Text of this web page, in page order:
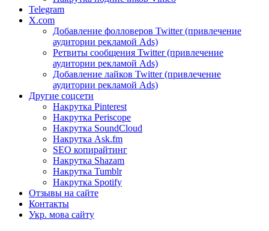
Telegram
X.com
Добавление фолловеров Twitter (привлечение
аудитории рекламой Ads)
Ретвиты сообщения Twitter (привлечение
аудитории рекламой Ads)
Добавление лайков Twitter (привлечение
аудитории рекламой Ads)
Другие соцсети
Накрутка Pinterest
Накрутка Periscope
Накрутка SoundCloud
Накрутка Ask.fm
SEO копирайтинг
Накрутка Shazam
Накрутка Tumblr
Накрутка Spotify
Отзывы на сайте
Контакты
Укр. мова сайту